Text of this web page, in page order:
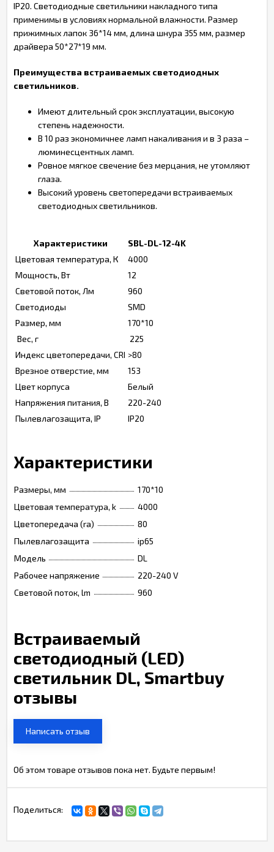
IP20. Светодиодные светильники накладного типа
применимы в условиях нормальной влажности. Размер
прижимных лапок 36*14 мм, длина шнура 355 мм, размер
драйвера 50*27*19 мм.
Преимущества встраиваемых светодиодных
светильников.
Имеют длительный срок эксплуатации, высокую
степень надежности.
В 10 раз экономичнее ламп накаливания и в 3 раза –
люминесцентных ламп.
Ровное мягкое свечение без мерцания, не утомляют
глаза.
Высокий уровень светопередачи встраиваемых
светодиодных светильников.
Характеристики
SBL-DL-12-4K
Цветовая температура, К
4000
Мощность, Вт
12
Световой поток, Лм
960
Светодиоды
SMD
Размер, мм
170*10
Вес, г
225
Индекс цветопередачи, CRI >80
Врезное отверстие, мм
153
Цвет корпуса
Белый
Напряжения питания, В
220-240
Пылевлагозащита, IP
IP20
Характеристики
Размеры, мм
170*10
Цветовая температура, k
4000
Цветопередача (ra)
80
Пылевлагозащита
ip65
Модель
DL
Рабочее напряжение
220-240 V
Световой поток, lm
960
Встраиваемый
светодиодный (LED)
светильник DL, Smartbuy
отзывы
Написать отзыв
Об этом товаре отзывов пока нет. Будьте первым!
Поделиться: